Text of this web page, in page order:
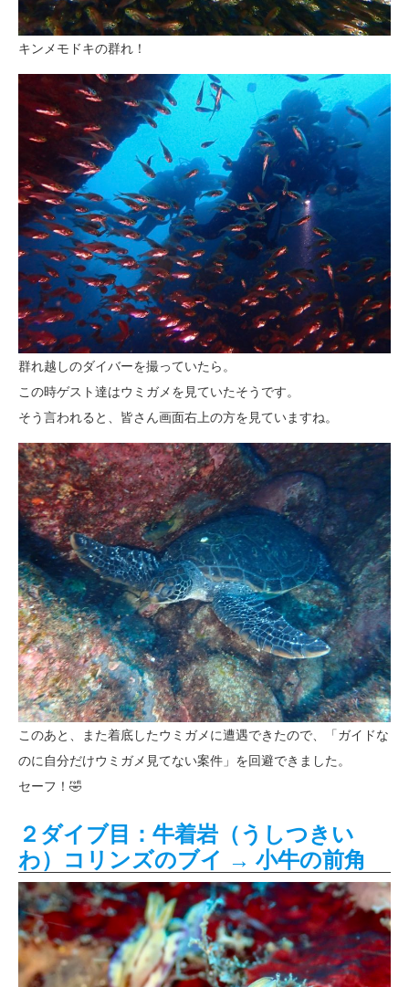
キンメモドキの群れ！
群れ越しのダイバーを撮っていたら。
この時ゲスト達はウミガメを見ていたそうです。
そう言われると、皆さん画面右上の方を見ていますね。
このあと、また着底したウミガメに遭遇できたので、「ガイドな
のに自分だけウミガメ見てない案件」を回避できました。
セーフ！🤣
２ダイブ目：牛着岩（うしつきい
わ）コリンズのブイ → 小牛の前角